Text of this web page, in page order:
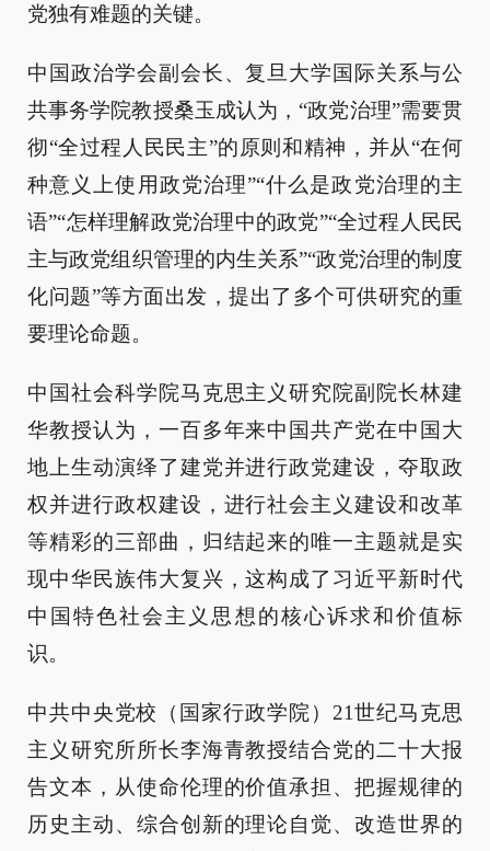
党独有难题的关键。
中国政治学会副会长、复旦大学国际关系与公
共事务学院教授桑玉成认为，“政党治理”需要贯
彻“全过程人民民主”的原则和精神，并从“在何
种意义上使用政党治理”“什么是政党治理的主
语”“怎样理解政党治理中的政党”“全过程人民民
主与政党组织管理的内生关系”“政党治理的制度
化问题”等方面出发，提出了多个可供研究的重
要理论命题。
中国社会科学院马克思主义研究院副院长林建
华教授认为，一百多年来中国共产党在中国大
地上生动演绎了建党并进行政党建设，夺取政
权并进行政权建设，进行社会主义建设和改革
等精彩的三部曲，归结起来的唯一主题就是实
现中华民族伟大复兴，这构成了习近平新时代
中国特色社会主义思想的核心诉求和价值标
识。
中共中央党校（国家行政学院）21世纪马克思
主义研究所所长李海青教授结合党的二十大报
告文本，从使命伦理的价值承担、把握规律的
历史主动、综合创新的理论自觉、改造世界的